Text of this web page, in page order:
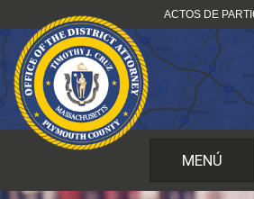
al
contenido
ACTOS DE
MENÚ